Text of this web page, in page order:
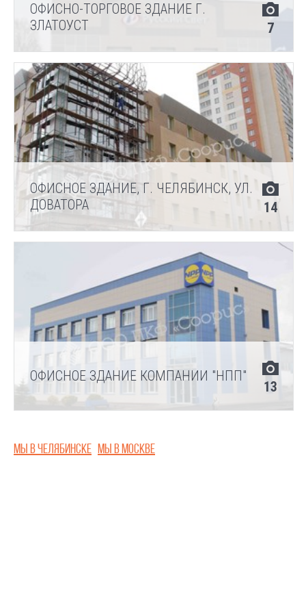
7
ОФИСНО-ТОРГОВОЕ ЗДАНИЕ Г.
ЗЛАТОУСТ
14
ОФИСНОЕ ЗДАНИЕ, Г. ЧЕЛЯБИНСК, УЛ.
ДОВАТОРА
13
ОФИСНОЕ ЗДАНИЕ КОМПАНИИ "НПП"
Мы в Челябинске Мы в Москве